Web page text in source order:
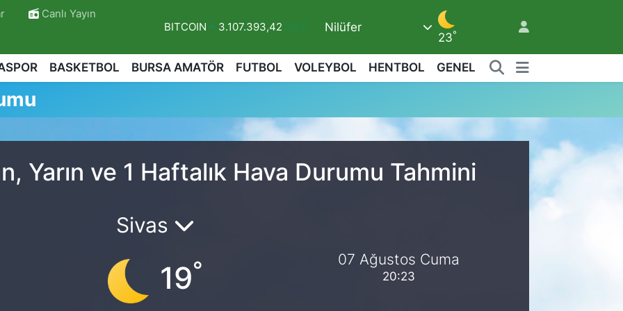
Canlı Yayın
BITCOIN 3.107.393,42 %1.2
DOLAR
47,7106 %0.17
6648.99 %2.59
Nilüfer
23°
BASKETBOL BURSA AMATÖR FUTBOL VOLEYBOL HENTBOL GENEL
Yarın ve 1 Haftalık Hava Durumu Tahmini
Sivas
19° 07 Ağustos Cuma
20:23